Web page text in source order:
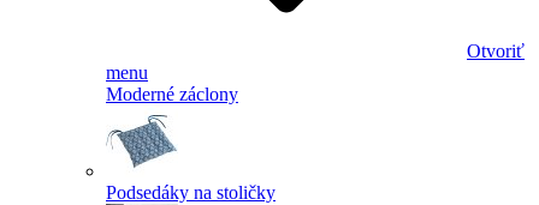
Otvoriť
menu
Moderné záclony
Podsedáky na stoličky